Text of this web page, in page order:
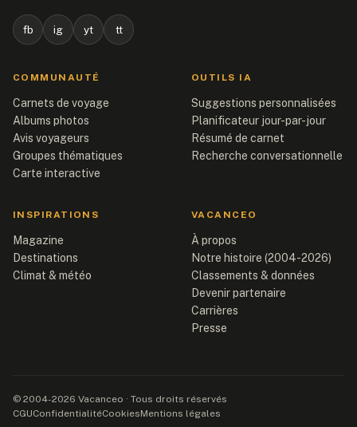
fb ig yt tt
COMMUNAUTÉ
Carnets de voyage
Albums photos
Avis voyageurs
Groupes thématiques
Carte interactive
OUTILS IA
Suggestions personnalisées
Planificateur jour-par-jour
Résumé de carnet
Recherche conversationnelle
INSPIRATIONS
Magazine
Destinations
Climat & météo
VACANCEO
À propos
Notre histoire (2004-2026)
Classements & données
Devenir partenaire
Carrières
Presse
© 2004-2026 Vacanceo · Tous droits réservés
CGUConfidentialitéCookiesMentions légales